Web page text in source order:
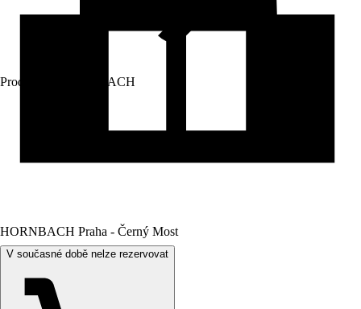
Prodej přes: HORNBACH
HORNBACH Praha - Černý Most
V současné době nelze rezervovat